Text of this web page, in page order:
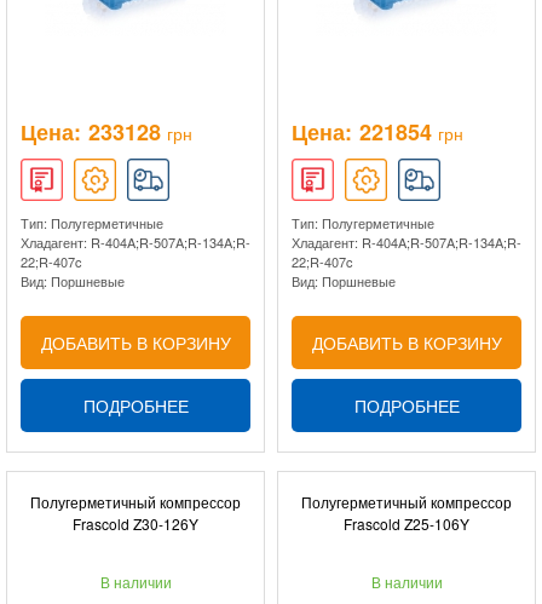
Цена: 233128 грн
Тип: Полугерметичные
Хладагент: R-404A;R-507A;R-134A;R-
22;R-407c
Вид: Поршневые
ДОБАВИТЬ В КОРЗИНУ
ПОДРОБНЕЕ
Цена: 221854 грн
Тип: Полугерметичные
Хладагент: R-404A;R-507A;R-134A;R-
22;R-407c
Вид: Поршневые
ДОБАВИТЬ В КОРЗИНУ
ПОДРОБНЕЕ
Полугерметичный компрессор
Frascold Z30-126Y
В наличии
Полугерметичный компрессор
Frascold Z25-106Y
В наличии